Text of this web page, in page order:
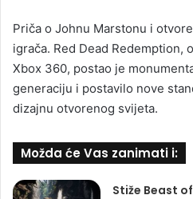
Priča o Johnu Marstonu i
igrača. Red Dead Redemption,
Xbox 360, postao je
generaciju i postavilo nove
dizajnu otvorenog svijeta.
Možda će Vas zanimati i:
Stiže Beast